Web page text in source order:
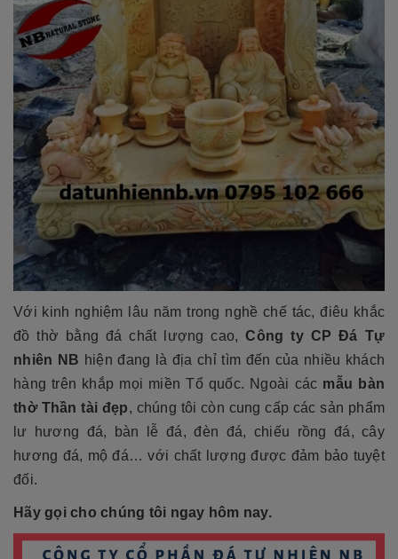
Với kinh nghiệm lâu năm trong nghề chế tác, điêu khắc
đồ thờ bằng đá chất lượng cao,Công ty CP Đá Tự
nhiên NB hiện đang là địa chỉ tìm đến của nhiều khách
hàng trên khắp mọi miền Tổ quốc. Ngoài các mẫu bàn
thờ Thần tài đẹp, chúng tôi còn cung cấp các sản phẩm
lư hương đá, bàn lễ đá, đèn đá, chiếu rồng đá, cây
hương đá, mộ đá… với chất lượng được đảm bảo tuyệt
đối.
Hãy gọi cho chúng tôi ngay hôm nay.